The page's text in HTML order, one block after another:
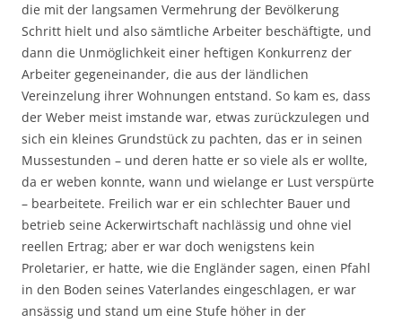
die mit der langsamen Vermehrung der Bevölkerung
Schritt hielt und also sämtliche Arbeiter beschäftigte, und
dann die Unmöglichkeit einer heftigen Konkurrenz der
Arbeiter gegeneinander, die aus der ländlichen
Vereinzelung ihrer Wohnungen entstand. So kam es, dass
der Weber meist imstande war, etwas zurückzulegen und
sich ein kleines Grundstück zu pachten, das er in seinen
Mussestunden – und deren hatte er so viele als er wollte,
da er weben konnte, wann und wielange er Lust verspürte
– bearbeitete. Freilich war er ein schlechter Bauer und
betrieb seine Ackerwirtschaft nachlässig und ohne viel
reellen Ertrag; aber er war doch wenigstens kein
Proletarier, er hatte, wie die Engländer sagen, einen Pfahl
in den Boden seines Vaterlandes eingeschlagen, er war
ansässig und stand um eine Stufe höher in der